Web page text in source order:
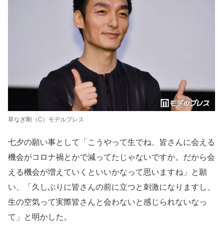
草なぎ剛（C）モデルプレス
七夕の願い事として「こうやって生でね、皆さんに会える
機会がコロナ禍とかで減ってたじゃないですか。だから会
える機会が増えていくといいかなって思いますね」と願
い、「久しぶりに皆さんの前に立つと刺激になりますし、
生の空気って実際皆さんと会わないと感じられないなっ
て」と明かした。